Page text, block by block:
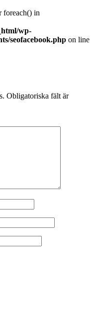
foreach() in
wp-
seofacebook.php on line
Obligatoriska fält är